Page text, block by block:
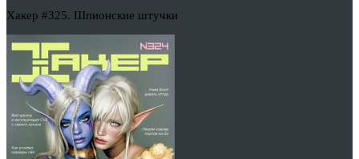
Хакер #325. Шпионские штучки